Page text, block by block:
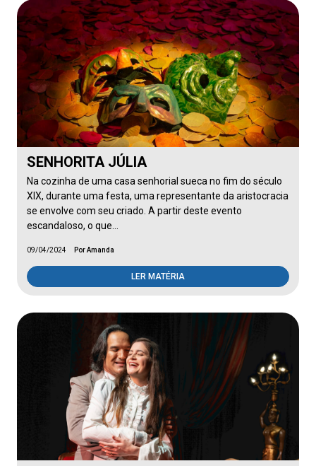
SENHORITA JÚLIA
Na cozinha de uma casa senhorial sueca no fim do século
XIX, durante uma festa, uma representante da aristocracia
se envolve com seu criado. A partir deste evento
escandaloso, o que…
09/04/2024 Por Amanda
LER MATÉRIA